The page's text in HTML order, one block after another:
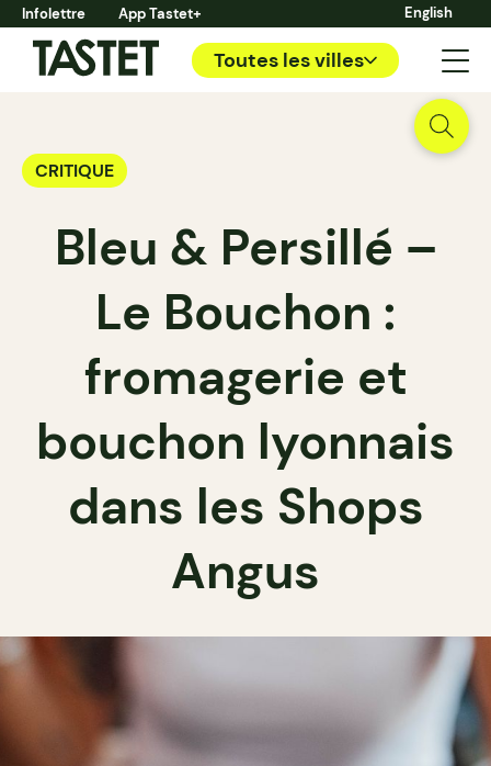
Infolettre App Tastet+ English
Toutes les villes
CRITIQUE
Bleu & Persillé –
Le Bouchon :
fromagerie et
bouchon lyonnais
dans les Shops
Angus